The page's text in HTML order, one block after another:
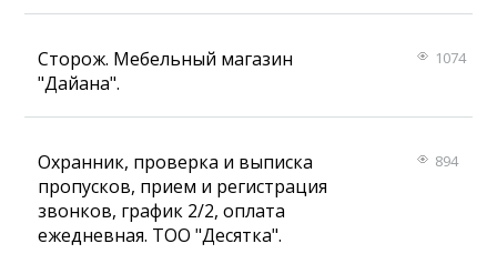
Сторож. Мебельный магазин
"Дайана".
1074
Охранник, проверка и выписка
пропусков, прием и регистрация
звонков, график 2/2, оплата
ежедневная. ТОО "Десятка".
894